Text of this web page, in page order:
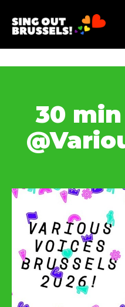
au
30